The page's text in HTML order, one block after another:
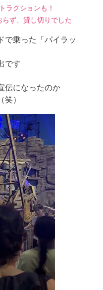
ラクションも！
ず、貸し切りでした
で乗った「パイラッ
です
伝になったのか
）